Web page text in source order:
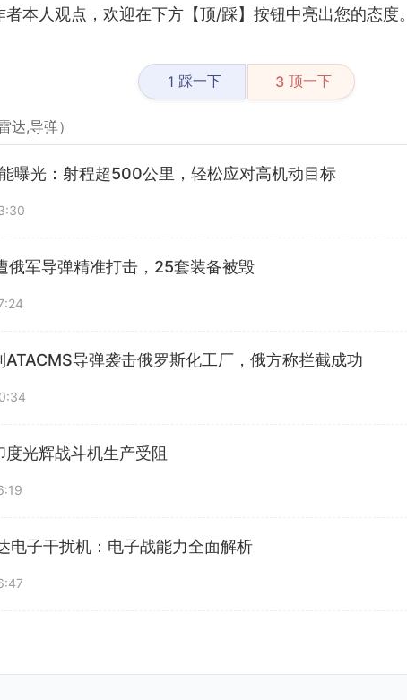
本人观点，欢迎在下方【顶/踩】按钮中亮出您的态度。
1 踩一下 3 顶一下
达,导弹）
曝光：射程超500公里，轻松应对高机动目标
俄军导弹精准打击，25套装备被毁
导弹袭击俄罗斯化工厂，俄方称拦截成功
光辉战斗机生产受阻
电子干扰机：电子战能力全面解析